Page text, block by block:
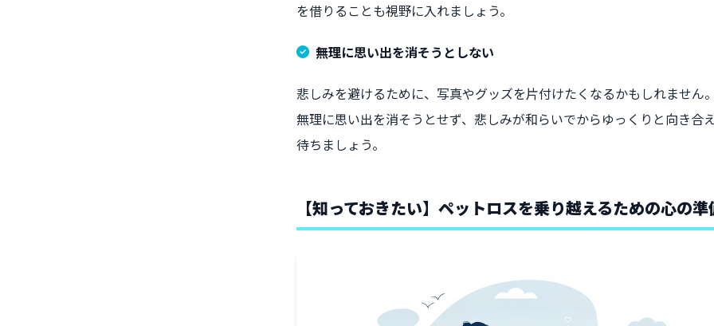
を借りることも視野に入れましょう。
無理に思い出を消そうとしない
悲しみを避けるために、写真やグッズを片付けたくなるかもしれません
無理に思い出を消そうとせず、悲しみが和らいでからゆっくりと向き合
待ちましょう。
【知っておきたい】ペットロスを乗り越えるための心の準